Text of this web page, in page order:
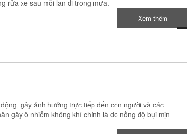
rửa xe sau mỗi lần đi trong mưa.
Xem thêm
gây ảnh hưởng trực tiếp đến con người và các
gây ô nhiễm không khí chính là do nồng độ bụi mịn